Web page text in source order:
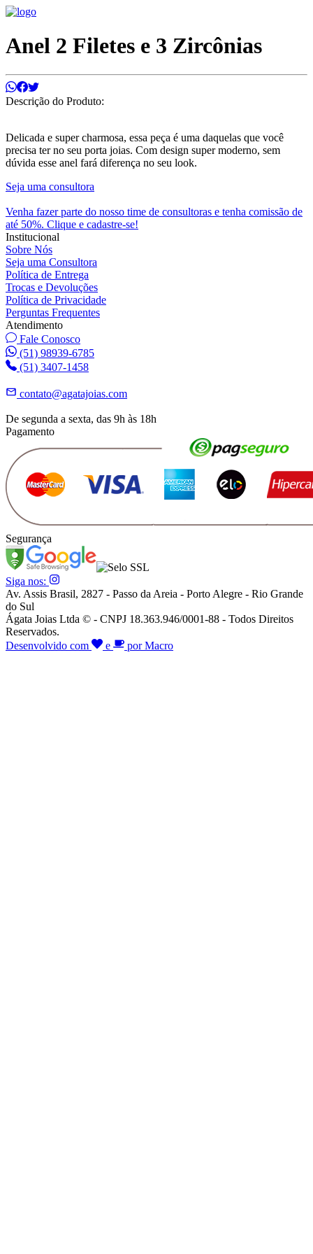
Anel 2 Filetes e 3 Zircônias
Descrição do Produto:
Delicada e super charmosa, essa peça é uma daquelas que você
precisa ter no seu porta joias. Com design super moderno, sem
dúvida esse anel fará diferença no seu look.
Seja uma consultora
Venha fazer parte do nosso time de consultoras e tenha comissão de
até 50%. Clique e cadastre-se!
Institucional
Sobre Nós
Seja uma Consultora
Política de Entrega
Trocas e Devoluções
Política de Privacidade
Perguntas Frequentes
Atendimento
Fale Conosco
(51) 98939-6785
(51) 3407-1458
contato@agatajoias.com
De segunda a sexta, das 9h às 18h
Pagamento
Segurança
Siga nos:
Av. Assis Brasil, 2827 - Passo da Areia - Porto Alegre - Rio Grande
do Sul
Ágata Joias Ltda © - CNPJ 18.363.946/0001-88 - Todos Direitos
Reservados.
Desenvolvido com
e por Macro